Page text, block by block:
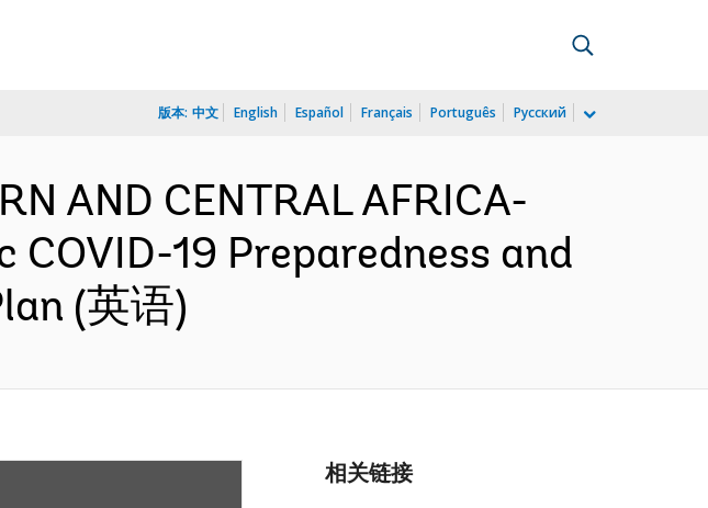
版本: 中文 English Español Français Português Русский
AND CENTRAL AFRICA-
19 Preparedness and
(英语)
相关链接